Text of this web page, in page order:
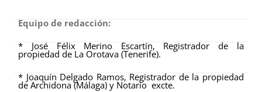
Equipo de redacción:
* José Félix Merino Escartín, Registrador de la
propiedad de La Orotava (Tenerife).
* Joaquín Delgado Ramos, Registrador de la propiedad
de Archidona (Málaga) y Notario excte.